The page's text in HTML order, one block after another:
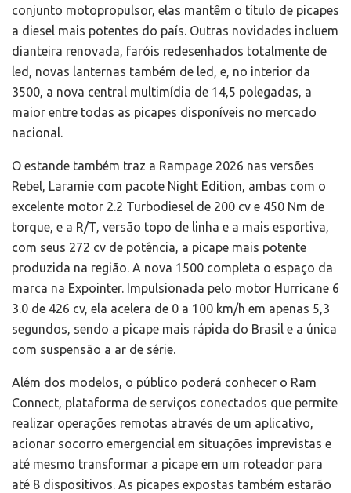
conjunto motopropulsor, elas mantêm o título de picapes
a diesel mais potentes do país. Outras novidades incluem
dianteira renovada, faróis redesenhados totalmente de
led, novas lanternas também de led, e, no interior da
3500, a nova central multimídia de 14,5 polegadas, a
maior entre todas as picapes disponíveis no mercado
nacional.
O estande também traz a Rampage 2026 nas versões
Rebel, Laramie com pacote Night Edition, ambas com o
excelente motor 2.2 Turbodiesel de 200 cv e 450 Nm de
torque, e a R/T, versão topo de linha e a mais esportiva,
com seus 272 cv de potência, a picape mais potente
produzida na região. A nova 1500 completa o espaço da
marca na Expointer. Impulsionada pelo motor Hurricane 6
3.0 de 426 cv, ela acelera de 0 a 100 km/h em apenas 5,3
segundos, sendo a picape mais rápida do Brasil e a única
com suspensão a ar de série.
Além dos modelos, o público poderá conhecer o Ram
Connect, plataforma de serviços conectados que permite
realizar operações remotas através de um aplicativo,
acionar socorro emergencial em situações imprevistas e
até mesmo transformar a picape em um roteador para
até 8 dispositivos. As picapes expostas também estarão